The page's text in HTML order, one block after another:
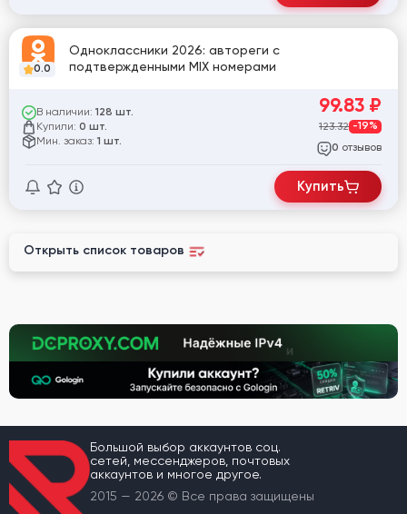
0.0
Одноклассники 2026: автореги с
подтвержденными MIX номерами
В наличии: 128 шт.
Купили: 0 шт.
Мин. заказ: 1 шт.
99.83 ₽
123.32 -19%
0 отзывов
Купить
Открыть список товаров
Большой выбор аккаунтов соц.
сетей, мессенджеров, почтовых
аккаунтов и многое другое.
2015 — 2026 © Все права защищены